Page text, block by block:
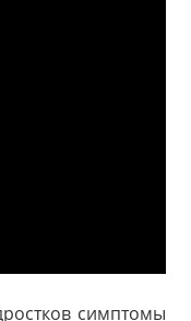
симптомы